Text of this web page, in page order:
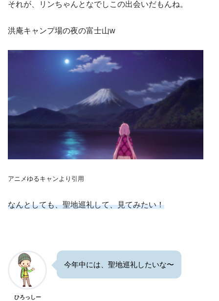
それが、リンちゃんとなでしこの出会いだもんね。
洪庵キャンプ場の夜の富士山w
アニメゆるキャンより引用
なんとしても、聖地巡礼して、見てみたい！
ひろっしー
今年中には、聖地巡礼したいな〜